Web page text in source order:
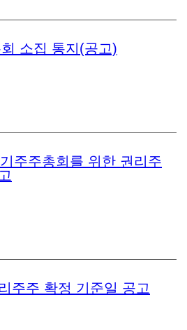
소집 통지(공고)
주주총회를 위한 권리주
주주 확정 기준일 공고